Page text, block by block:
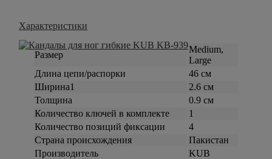
Характеристики
Размер
Medium,
Large
Длина цепи/распорки
46 см
Ширина1
2.6 см
Толщина
0.9 см
Количество ключей в комплекте
1
Количество позиций фиксации
4
Страна происхождения
Пакистан
Производитель
KUB